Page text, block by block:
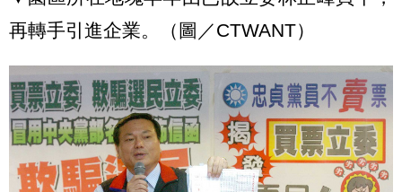
再轉手引進企業。（圖／CTWANT）